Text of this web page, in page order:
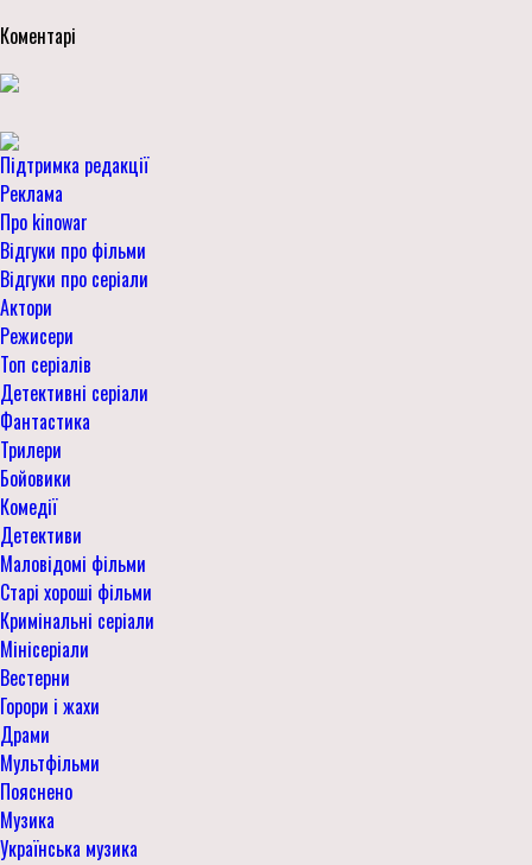
Коментарі
Підтримка редакції
Реклама
Про kinowar
Відгуки про фільми
Відгуки про серіали
Актори
Режисери
Топ серіалів
Детективні серіали
Фантастика
Трилери
Бойовики
Комедії
Детективи
Маловідомі фільми
Старі хороші фільми
Кримінальні серіали
Мінісеріали
Вестерни
Горори і жахи
Драми
Мультфільми
Пояснено
Музика
Українська музика